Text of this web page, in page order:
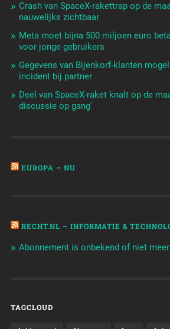
Crash van SpaceX-rakettrap op de
nauwelijks zichtbaar
Meta moet bijna 500 miljoen euro
voor jonge gebruikers
Gegevens van Bijenkorf-klanten
incident bij partner
Deel van SpaceX-raket knalt op de
discussie op gang'
EUROPA – NU
RECHT.NL – INFORMATIE &
Abonnement is onbekend of niet
TAGCLOUD